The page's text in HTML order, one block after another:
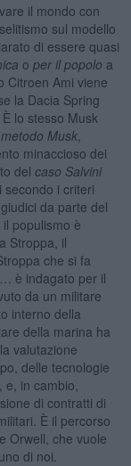
il mondo con
sul modello
di essere quasi
o per il popolo a
Citroen Ami viene
la Dacia Spring
lo stesso Musk
metodo Musk,
minaccioso dei
del caso Salvini
secondo i criteri
da parte del
populismo è
Stroppa, il
che si fa
è indagato per il
da un militare
interno della
della marina ha
valutazione
delle tecnologie
e, in cambio,
di contratti di
È il percorso
Orwell, che vuole
di noi.